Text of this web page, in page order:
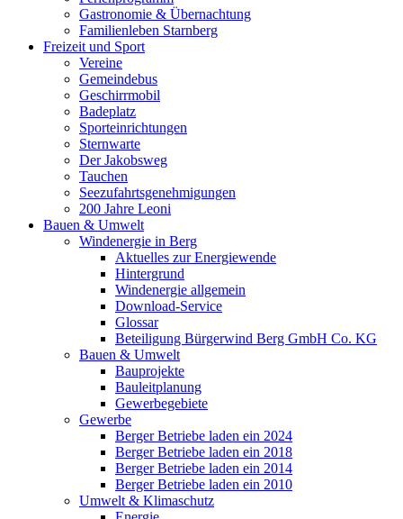
Gastronomie & Übernachtung
Familienleben Starnberg
Freizeit und Sport
Vereine
Gemeindebus
Geschirrmobil
Badeplatz
Sporteinrichtungen
Sternwarte
Der Jakobsweg
Tauchen
Seezufahrtsgenehmigungen
200 Jahre Leoni
Bauen & Umwelt
Windenergie in Berg
Aktuelles zur Energiewende
Hintergrund
Windenergie allgemein
Download-Service
Glossar
Beteiligung Bürgerwind Berg GmbH Co. KG
Bauen & Umwelt
Bauprojekte
Bauleitplanung
Gewerbegebiete
Gewerbe
Berger Betriebe laden ein 2024
Berger Betriebe laden ein 2018
Berger Betriebe laden ein 2014
Berger Betriebe laden ein 2010
Umwelt & Klimaschutz